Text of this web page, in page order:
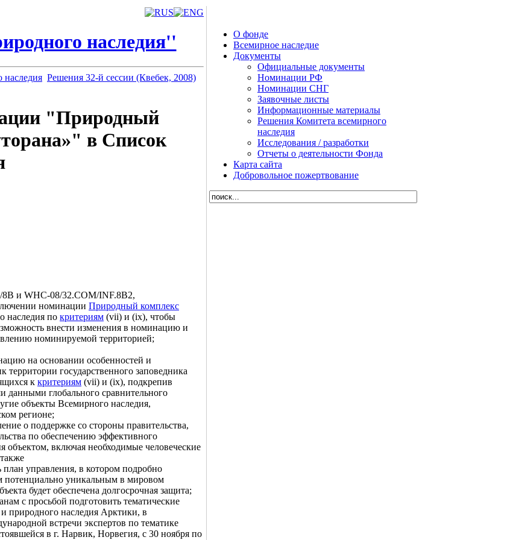
наследия''
наследия Решения 32-й сессии (Квебек, 2008)
"Природный
в Список
и WHC-08/32.COM/INF.8B2,
номинации Природный комплекс
наследия по критериям (vii) и (ix), чтобы
внести изменения в номинацию и
номинируемой территорией;
на основании особенностей и
территории государственного заповедника
к критериям (vii) и (ix), подкрепив
глобального сравнительного
объекты Всемирного наследия,
регионе;
о поддержке со стороны правительства,
по обеспечению эффективного
объектом, включая необходимые человеческие
план управления, в котором подробно
потенциально уникальным в мировом
будет обеспечена долгосрочная защита;
с просьбой подготовить тематические
природного наследия Арктики, в
встречи экспертов по тематике
в г. Нарвик, Норвегия, с 30 ноября по
О фонде
Всемирное наследие
Документы
Официальные документы
Номинации РФ
Номинации СНГ
Заявочные листы
Информационные материалы
Решения Комитета всемирного
наследия
Исследования / разработки
Отчеты о деятельности Фонда
Карта сайта
Добровольное пожертвование